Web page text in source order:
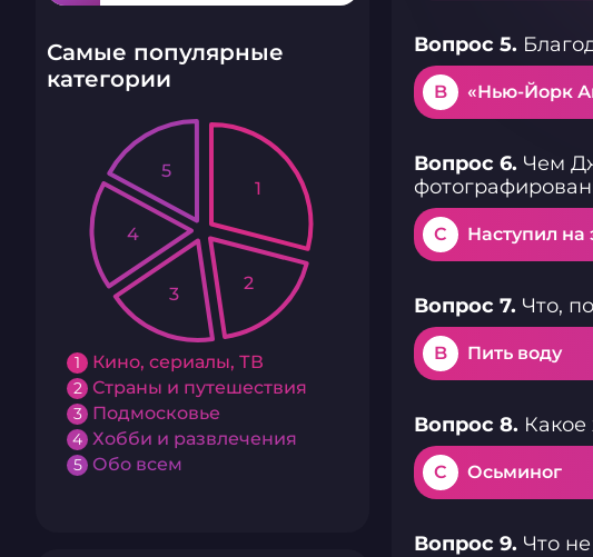
Самые популярные
категории
1 Кино, сериалы, ТВ
2 Страны и путешествия
3 Подмосковье
4 Хобби и развлечения
5 Обо всем
1
2
3
4
5
Вопрос 5.
B «Нью-Йорк
Вопрос 6. Чем
C Наступил на
Вопрос 7. Что,
B Пить воду
Вопрос 8. Какое
C Осьминог
Вопрос 9. Что